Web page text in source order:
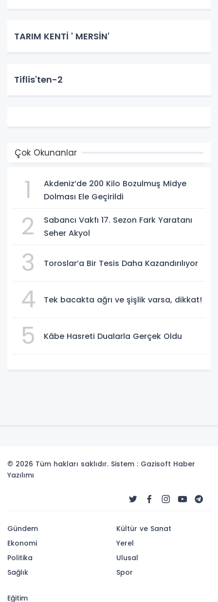
TARIM KENTİ ' MERSİN'
Tiflis'ten-2
Çok Okunanlar
1
Akdeniz’de 200 Kilo Bozulmuş Midye
Dolması Ele Geçirildi
2
Sabancı Vakfı 17. Sezon Fark Yaratanı
Seher Akyol
3 Toroslar’a Bir Tesis Daha Kazandırılıyor
4 Tek bacakta ağrı ve şişlik varsa, dikkat!
5 Kâbe Hasreti Dualarla Gerçek Oldu
© 2026 Tüm hakları saklıdır. Sistem : Gazisoft Haber
Yazılımı
Gündem
Ekonomi
Politika
Sağlık
Kültür ve Sanat
Yerel
Ulusal
Spor
Eğitim